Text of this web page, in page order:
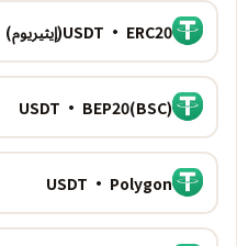
USDT · ERC20(إيثيريوم)
USDT · BEP20(BSC)
USDT · Polygon